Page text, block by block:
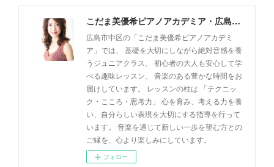
こだま美優希ピアノアカデミア・広島市中区
広島市中区の「こだま美優希ピアノアカデミ
ア」では、 基礎を大切にしながら絶対音感を養
うジュニアクラス、 初心者の大人も安心して学
べる趣味レッスン、 音楽のある豊かな時間をお
届けしています。 レッスンの柱は 「テクニッ
ク・こころ・思考力」 心を育み、考える力を養
い、自分らしい表現を大切にする指導を行って
います。 音楽を通じて新しい一歩を望む方との
ご縁を、心より楽しみにしています。
フォロー